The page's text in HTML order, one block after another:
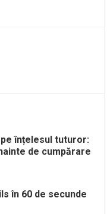
înțelesul tuturor:
de cumpărare
în 60 de secunde